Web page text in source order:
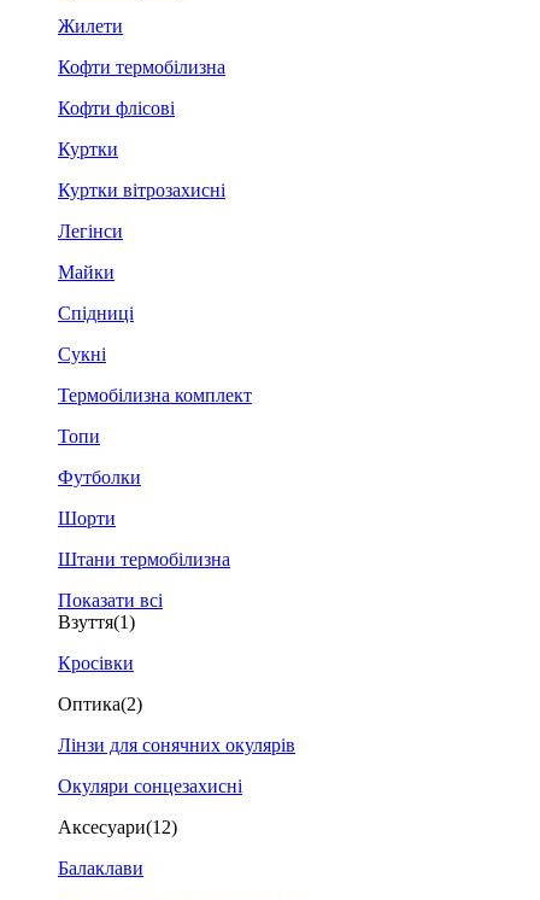
Жилети
Кофти термобілизна
Кофти флісові
Куртки
Куртки вітрозахисні
Легінси
Майки
Спідниці
Сукні
Термобілизна комплект
Топи
Футболки
Шорти
Штани термобілизна
Показати всі
Взуття(1)
Кросівки
Оптика(2)
Лінзи для сонячних окулярів
Окуляри сонцезахисні
Аксесуари(12)
Балаклави